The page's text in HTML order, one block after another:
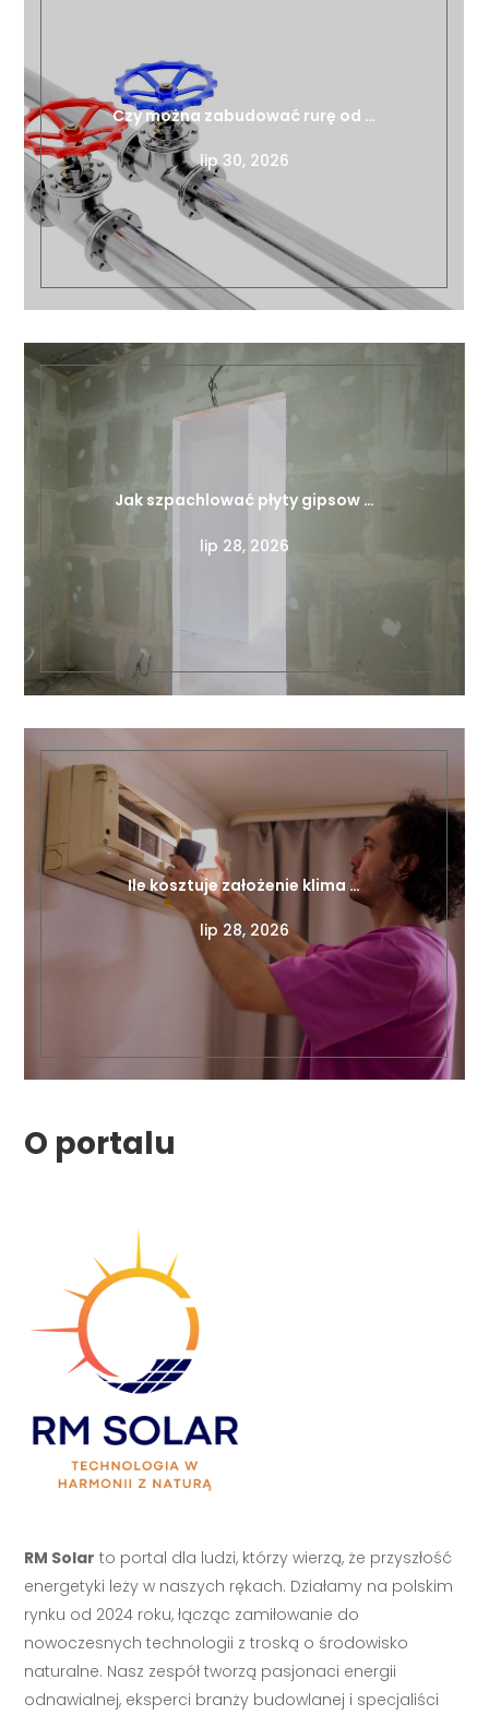
Czy można zabudować rurę od …
lip 30, 2026
Jak szpachlować płyty gipsow …
lip 28, 2026
Ile kosztuje założenie klima …
lip 28, 2026
O portalu
RM Solar to portal dla ludzi, którzy wierzą, że przyszłość
energetyki leży w naszych rękach. Działamy na polskim
rynku od 2024 roku, łącząc zamiłowanie do
nowoczesnych technologii z troską o środowisko
naturalne. Nasz zespół tworzą pasjonaci energii
odnawialnej, eksperci branży budowlanej i specjaliści